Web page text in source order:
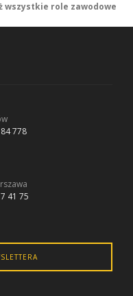
wszystkie role zawodowe
778
41 75